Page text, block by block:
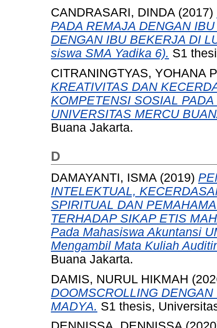
CANDRASARI, DINDA (2017)
PADA REMAJA DENGAN
DENGAN IBU BEKERJA DI
siswa SMA Yadika 6). S1
CITRANINGTYAS, YOHANA
KREATIVITAS DAN
KOMPETENSI SOSIAL
UNIVERSITAS MERCU
Buana Jakarta.
D
DAMAYANTI, ISMA (2019)
INTELEKTUAL,
SPIRITUAL DAN
TERHADAP SIKAP ETIS
Pada Mahasiswa Akuntansi
Mengambil Mata Kuliah
Buana Jakarta.
DAMIS, NURUL HIKMAH
DOOMSCROLLING
MADYA. S1 thesis,